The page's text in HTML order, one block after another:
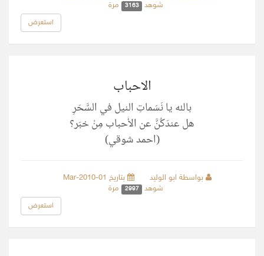
شوهد
3163 مرة
استعرض
الاحباب
بالله يا نَسَماتِ النيل في السَّحَرِ
هل عندَكُنَّ عن الأَحباب مِنْ خبَر؟
(احمد شوقي)
بواسطة ابو الوليد
بتاريخ 01-Mar-2010
شوهد
2997 مرة
استعرض